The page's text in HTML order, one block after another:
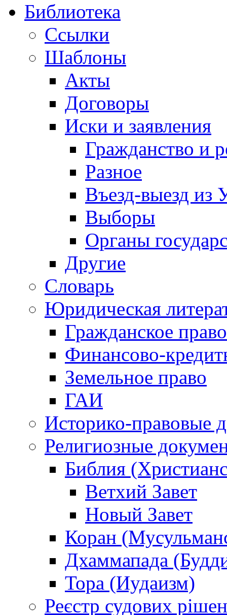
Библиотека
Ссылки
Шаблоны
Акты
Договоры
Иски и заявления
Гражданство и
Разное
Въезд-выезд из
Выборы
Органы
Другие
Словарь
Юридическая
Гражданское право
Финансово-
Земельное право
ГАИ
Историко-правовые
Религиозные
Библия
Ветхий Завет
Новый Завет
Коран
Дхаммапада
Тора (Иудаизм)
Реєстр судових